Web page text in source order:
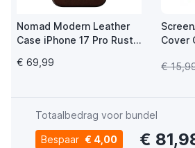
Nomad Modern Leather
Case iPhone 17 Pro Rustic
€ 69,99
Cover
16
€
Totaalbedrag voor bundel
Bespaar € 4,00 €